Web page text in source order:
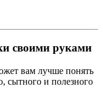
своими руками
вам лучше понять
сытного и полезного